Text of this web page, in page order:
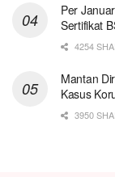
Per
Sertifikat
4254
Mantan
Kasus
3950